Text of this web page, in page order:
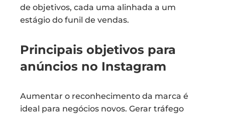
de objetivos, cada uma alinhada a um
estágio do funil de vendas.
Principais objetivos para
anúncios no Instagram
Aumentar o reconhecimento da marca é
ideal para negócios novos. Gerar tráfego